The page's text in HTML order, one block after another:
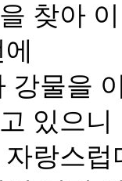
찾아
강물을
있으니
랑스럽